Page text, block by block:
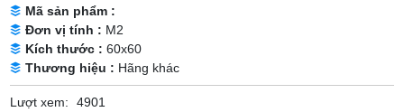
Mã sản phẩm :
Đơn vị tính : M2
Kích thước :60x60
Thương hiệu : Hãng khác
Lượt xem: 4901